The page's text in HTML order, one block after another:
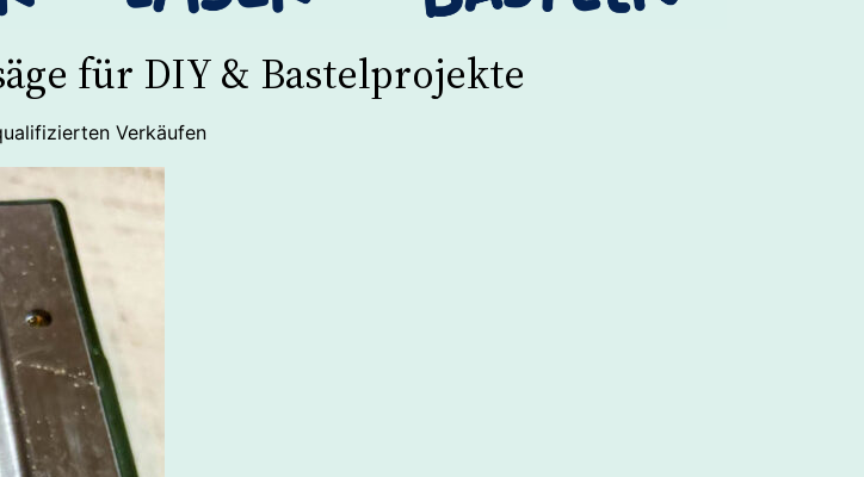
für DIY & Bastelprojekte
Verkäufen